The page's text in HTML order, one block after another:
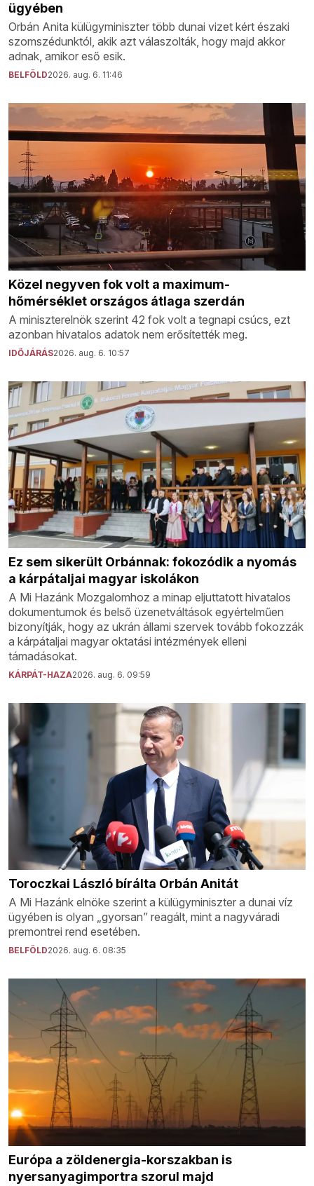
ügyében
Orbán Anita külügyminiszter több dunai vizet kért északi
szomszédunktól, akik azt válaszolták, hogy majd akkor
adnak, amikor eső esik.
BELFÖLD2026. aug. 6. 11:46
Közel negyven fok volt a maximum-
hőmérséklet országos átlaga szerdán
A miniszterelnök szerint 42 fok volt a tegnapi csúcs, ezt
azonban hivatalos adatok nem erősítették meg.
IDŐJÁRÁS2026. aug. 6. 10:57
Ez sem sikerült Orbánnak: fokozódik a nyomás
a kárpátaljai magyar iskolákon
A Mi Hazánk Mozgalomhoz a minap eljuttatott hivatalos
dokumentumok és belső üzenetváltások egyértelműen
bizonyítják, hogy az ukrán állami szervek tovább fokozzák
a kárpátaljai magyar oktatási intézmények elleni
támadásokat.
KÁRPÁT-HAZA2026. aug. 6. 09:59
Toroczkai László bírálta Orbán Anitát
A Mi Hazánk elnöke szerint a külügyminiszter a dunai víz
ügyében is olyan „gyorsan” reagált, mint a nagyváradi
premontrei rend esetében.
BELFÖLD2026. aug. 6. 08:35
Európa a zöldenergia-korszakban is
nyersanyagimportra szorul majd